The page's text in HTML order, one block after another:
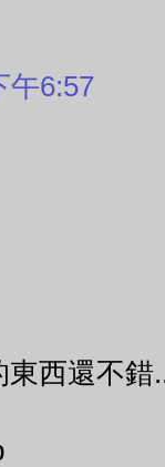
午6:57
西還不錯